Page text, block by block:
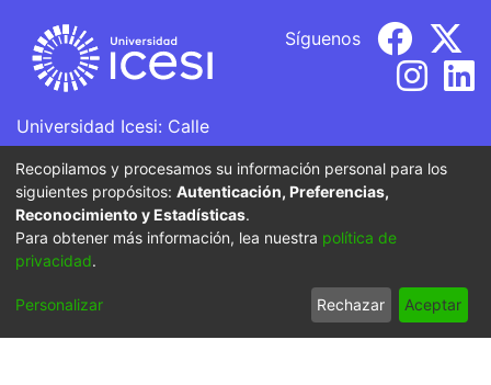
Universidad Icesi: Calle
18 No. 122-135
Pance, Cali - Colombia
Teléfono: +57 (602) 555
2334
ventanillaunica@icesi.edu.co
Síguenos
La Universidad Icesi es una Institución de Educación
Superior que se encuentra sujeta a inspección y vigilancia
Recopilamos y procesamos su información personal para los
siguientes propósitos: Autenticación, Preferencias,
Reconocimiento y Estadísticas.
Para obtener más información, lea nuestra política de
privacidad.
Personalizar Rechazar Aceptar